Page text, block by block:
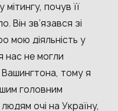
почув її
Він зв’язався зі
мою діяльність у
нас не могли
тому я
головним
очі на Україну,